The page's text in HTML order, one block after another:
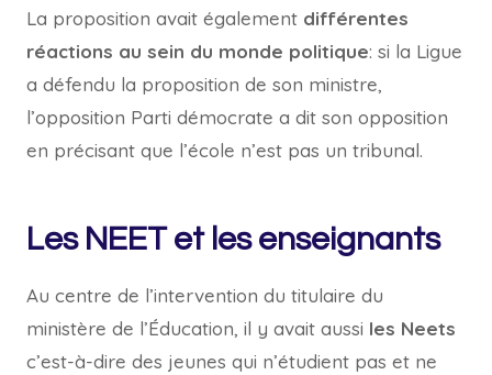
La proposition avait également différentes
réactions au sein du monde politique: si la Ligue
a défendu la proposition de son ministre,
l’opposition Parti démocrate a dit son opposition
en précisant que l’école n’est pas un tribunal.
Les NEET et les enseignants
Au centre de l’intervention du titulaire du
ministère de l’Éducation, il y avait aussi les Neets
c’est-à-dire des jeunes qui n’étudient pas et ne